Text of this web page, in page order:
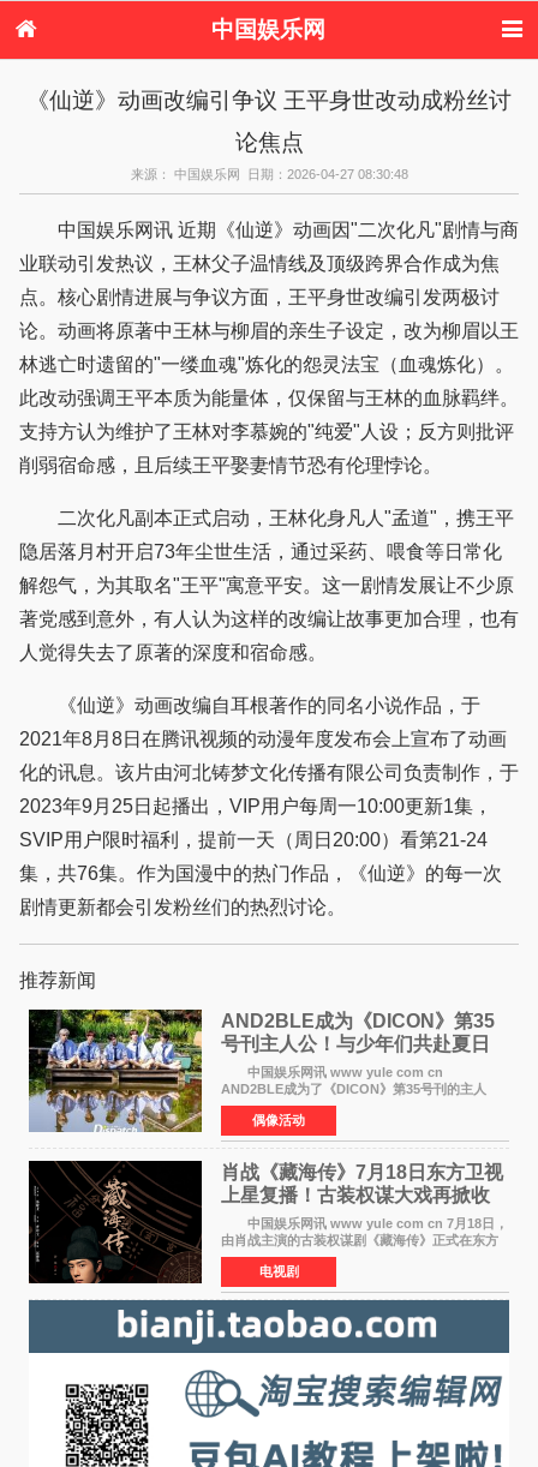
中国娱乐网
电视剧
演唱会 综艺节目
偶像活动
《仙逆》动画改编引争议 王平身世改动成粉丝讨
论焦点
来源： 中国娱乐网 日期：2026-04-27 08:30:48
中国娱乐网讯 近期《仙逆》动画因"二次化凡"剧情与商
业联动引发热议，王林父子温情线及顶级跨界合作成为焦
点。核心剧情进展与争议方面，王平身世改编引发两极讨
论。动画将原著中王林与柳眉的亲生子设定，改为柳眉以王
林逃亡时遗留的"一缕血魂"炼化的怨灵法宝（血魂炼化）。
此改动强调王平本质为能量体，仅保留与王林的血脉羁绊。
支持方认为维护了王林对李慕婉的"纯爱"人设；反方则批评
削弱宿命感，且后续王平娶妻情节恐有伦理悖论。
二次化凡副本正式启动，王林化身凡人"孟道"，携王平
隐居落月村开启73年尘世生活，通过采药、喂食等日常化
解怨气，为其取名"王平"寓意平安。这一剧情发展让不少原
著党感到意外，有人认为这样的改编让故事更加合理，也有
人觉得失去了原著的深度和宿命感。
《仙逆》动画改编自耳根著作的同名小说作品，于
2021年8月8日在腾讯视频的动漫年度发布会上宣布了动画
化的讯息。该片由河北铸梦文化传播有限公司负责制作，于
2023年9月25日起播出，VIP用户每周一10:00更新1集，
SVIP用户限时福利，提前一天（周日20:00）看第21-24
集，共76集。作为国漫中的热门作品，《仙逆》的每一次
剧情更新都会引发粉丝们的热烈讨论。
推荐新闻
AND2BLE成为《DICON》第35
号刊主人公！与少年们共赴夏日
之约
中国娱乐网讯 www yule com cn
AND2BLE成为了《DICON》第35号刊的主人
公，本期标题为And The Summer。作为出道后
首次担任杂志画报主角的完整体，AND2BLE用清
澈的少年感与全新的夏天相遇了
偶像活动
肖战《藏海传》7月18日东方卫视
上星复播！古装权谋大戏再掀收
视热潮
中国娱乐网讯 www yule com cn 7月18日，
由肖战主演的古装权谋剧《藏海传》正式在东方
卫视上星复播，引发广泛关注。该剧此前已在网
络平台播出，凭借精良制作和紧凑剧情收获不俗
口碑，此次上
电视剧